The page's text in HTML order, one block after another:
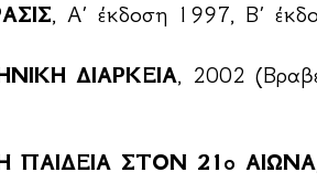
, Α΄ έκδοση 1997, Β΄
ΔΙΑΡΚΕΙΑ, 2002
ΣΤΟΝ 21ο ΑΙΩΝΑ